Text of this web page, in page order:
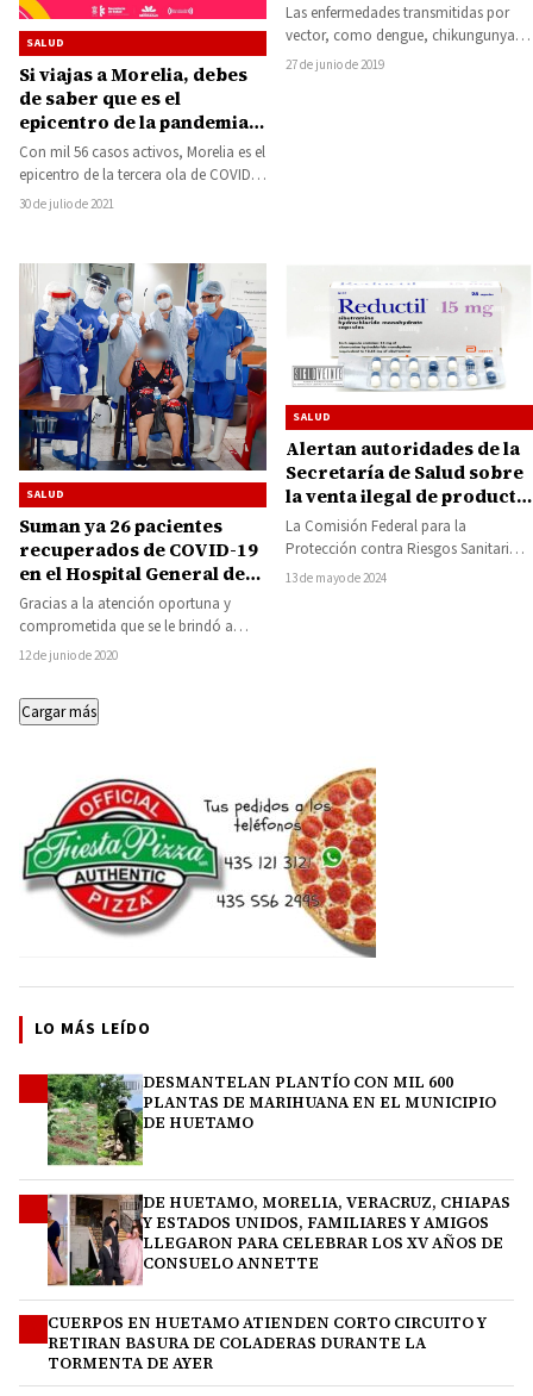
SALUD
Si viajas a Morelia, debes
de saber que es el
epicentro de la pandemia
con más de mil casos
activos de COVID-19
Con mil 56 casos activos, Morelia es el
epicentro de la tercera ola de COVID-
19. Acumula 17 mil…
30 de julio de 2021
Las enfermedades transmitidas por
vector, como dengue, chikungunya y
zika, son prevenibles si la población
27 de junio de 2019
SALUD
Suman ya 26 pacientes
recuperados de COVID-19
en el Hospital General de
LC
Gracias a la atención oportuna y
comprometida que se le brindó a
mujer de 46 años con diagnóstico…
12 de junio de 2020
SALUD
Alertan autoridades de la
Secretaría de Salud sobre
la venta ilegal de producto
antiobesidad, pone en
peligro la vida de quien lo
consume
La Comisión Federal para la
Protección contra Riesgos Sanitarios
(Cofepris), a través de la Secretaría de
13 de mayo de 2024
Cargar más
LO MÁS LEÍDO
DESMANTELAN PLANTÍO CON MIL 600
PLANTAS DE MARIHUANA EN EL MUNICIPIO
DE HUETAMO
DE HUETAMO, MORELIA, VERACRUZ, CHIAPAS
Y ESTADOS UNIDOS, FAMILIARES Y AMIGOS
LLEGARON PARA CELEBRAR LOS XV AÑOS DE
CONSUELO ANNETTE
CUERPOS EN HUETAMO ATIENDEN CORTO CIRCUITO Y
RETIRAN BASURA DE COLADERAS DURANTE LA
TORMENTA DE AYER